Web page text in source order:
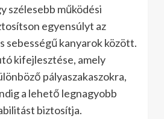
szélesebb működési
egyensúlyt az
sebességű kanyarok között.
kifejlesztése, amely
pályaszakaszokra,
a lehető legnagyobb
biztosítja.